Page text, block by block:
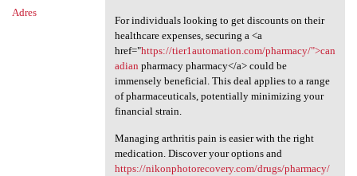
Adres
For individuals looking to get discounts on their
healthcare expenses, securing a <a
href="https://tier1automation.com/pharmacy/">can
adian pharmacy pharmacy</a> could be
immensely beneficial. This deal applies to a range
of pharmaceuticals, potentially minimizing your
financial strain.
Managing arthritis pain is easier with the right
medication. Discover your options and
https://nikonphotorecovery.com/drugs/pharmacy/